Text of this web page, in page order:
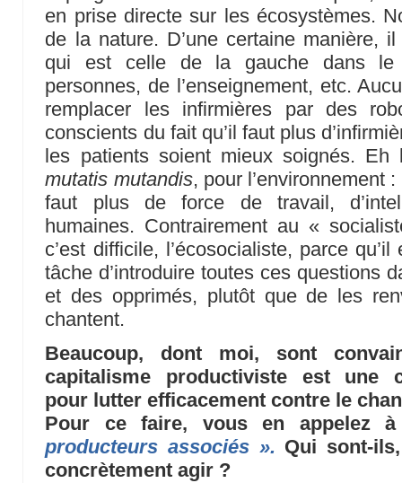
en prise directe sur les écosystèmes.
de la nature. D’une certaine manière, il
qui est celle de la gauche dans le
personnes, de l’enseignement, etc.
remplacer les infirmières par des
conscients du fait qu’il faut plus
les patients soient mieux soignés.
mutatis mutandis, pour l’environnement
faut plus de force de travail,
humaines. Contrairement au «
c’est difficile, l’écosocialiste, parce
tâche d’introduire toutes ces questions
et des opprimés, plutôt que de les
chantent.
Beaucoup, dont moi, sont
capitalisme productiviste est une
pour lutter efficacement contre le
Pour ce faire, vous en appelez
producteurs associés ». Qui sont-
concrètement agir ?